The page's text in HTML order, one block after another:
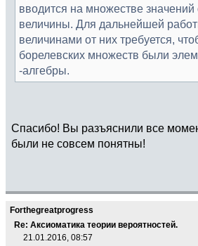
вводится на множестве значений
величины. Для дальнейшей
величинами от них требуется,
борелевских множеств были
-алгебры.
Спасибо! Вы разъяснили все
были не совсем понятны!
Forthegreatprogress
Re: Аксиоматика теории вероятностей.
21.01.2016, 08:57